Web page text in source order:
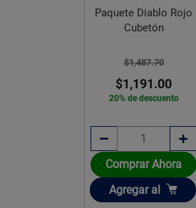
Paquete Diablo Rojo
Cubetón
$1,487.70
$1,191.00
20% de descuento
Comprar Ahora
Añadir
Agregar al